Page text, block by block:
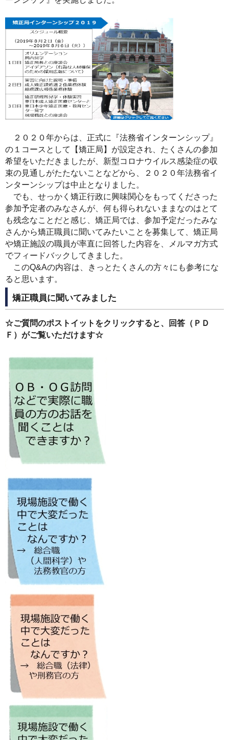
２０２０年からは、正式に『法務省インターンシップ』
の１コースとして【矯正局】が設定され、たくさんの参加
希望をいただきましたが、新型コロナウイルス感染症の収
束の見通しがたたないことなどから、２０２０年法務省イ
ンターンシップは中止となりました。
でも、せっかく矯正行政に興味関心をもってくださった
参加予定者のみなさんが、何も得られないままなのはとて
も残念なことだと感じ、矯正局では、参加予定だったみな
さんから矯正職員に聞いてみたいことを募集して、矯正局
や矯正施設の職員が率直に回答した内容を、メルマガ方式
でフィードバックしてきました。
このQ&Aの内容は、きっとたくさんの方々にも参考にな
ると思います。
矯正職員に聞いてみました
☆ご質問のポストイットをクリックすると、回答（ＰＤ
Ｆ）がご覧いただけます☆